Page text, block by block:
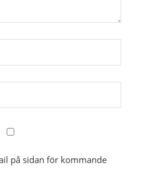
på sidan för kommande